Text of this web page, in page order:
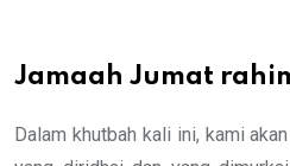
Jamaah Jumat
Dalam khutbah kali ini, kami